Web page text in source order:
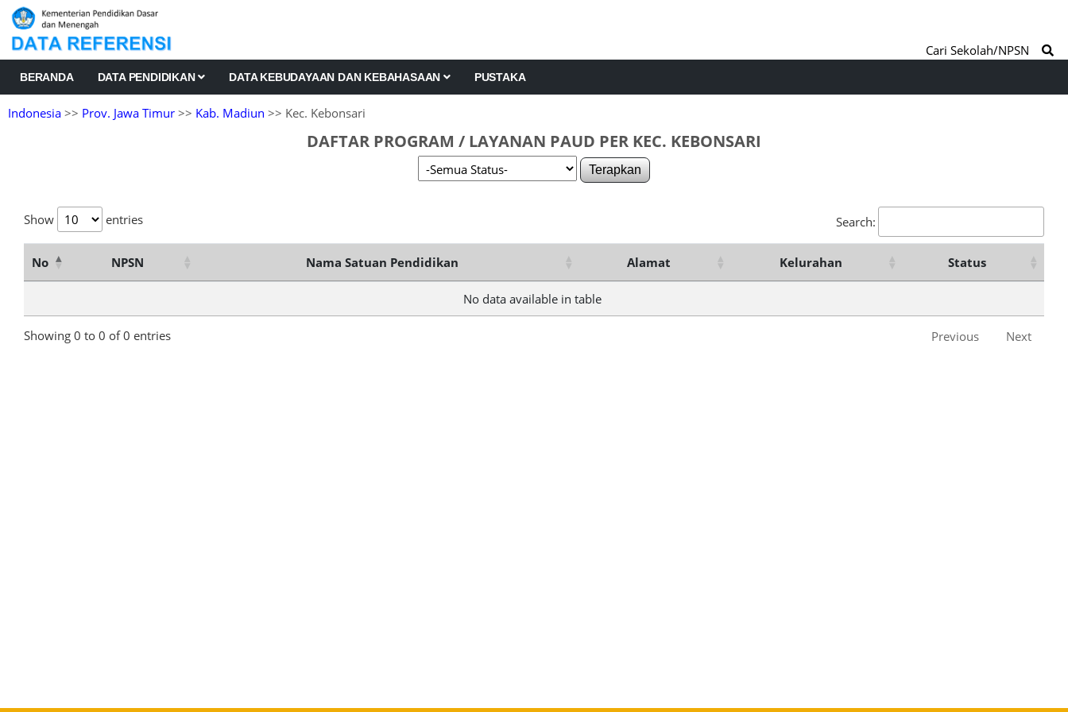
BERANDA DATA PENDIDIKAN DATA KEBUDAYAAN DAN KEBAHASAAN PUSTAKA
Cari Sekolah/NPSN
Indonesia >> Prov. Jawa Timur >> Kab. Madiun >> Kec. Kebonsari
DAFTAR PROGRAM / LAYANAN PAUD PER KEC. KEBONSARI
Terapkan
Show entries Search:
No NPSN Nama Satuan Pendidikan Alamat Kelurahan Status
No data available in table
Showing 0 to 0 of 0 entries Previous Next